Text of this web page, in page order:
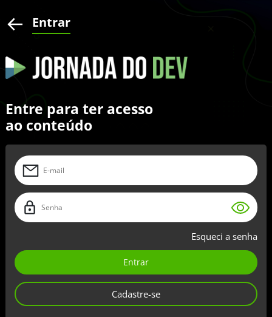
Entrar
Entre para ter acesso
ao conteúdo
Esqueci a senha
Entrar
Cadastre-se